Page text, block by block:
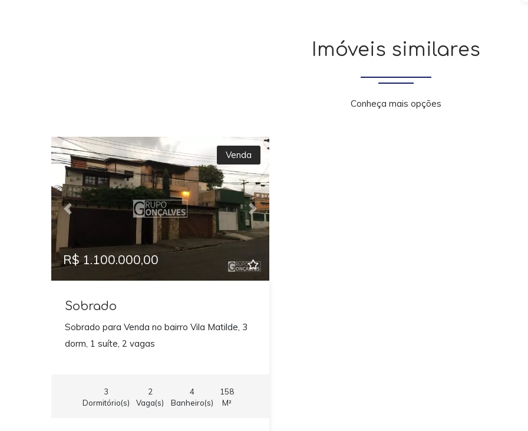
Imóveis similares
Conheça mais opções
Previous Next
Venda
R$ 1.100.000,00
Sobrado
Sobrado para Venda no bairro Vila Matilde, 3
dorm, 1 suíte, 2 vagas
3
Dormitório(s)
2
Vaga(s)
4
Banheiro(s)
158
M²